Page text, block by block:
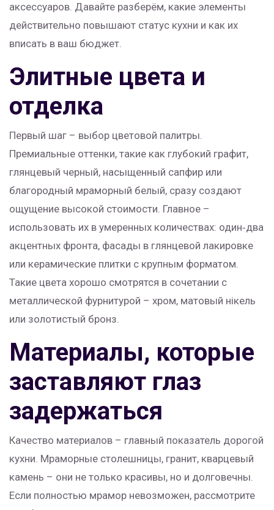
аксессуаров. Давайте разберём, какие элементы
действительно повышают статус кухни и как их
вписать в ваш бюджет.
Элитные цвета и
отделка
Первый шаг – выбор цветовой палитры.
Премиальные оттенки, такие как глубокий графит,
глянцевый черный, насыщенный сапфир или
благородный мраморный белый, сразу создают
ощущение высокой стоимости. Главное –
использовать их в умеренных количествах: один‑два
акцентных фронта, фасады в глянцевой лакировке
или керамические плитки с крупным форматом.
Такие цвета хорошо смотрятся в сочетании с
металлической фурнитурой – хром, матовый нікель
или золотистый бронз.
Материалы, которые
заставляют глаз
задержаться
Качество материалов – главный показатель дорогой
кухни. Мраморные столешницы, гранит, кварцевый
камень – они не только красивы, но и долговечны.
Если полностью мрамор невозможен, рассмотрите